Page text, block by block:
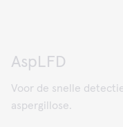
AspLFD
Voor de snelle
aspergillose.